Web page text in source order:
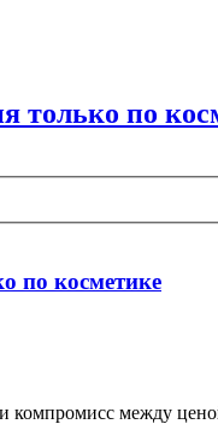
только по
по косметике
компромисс между